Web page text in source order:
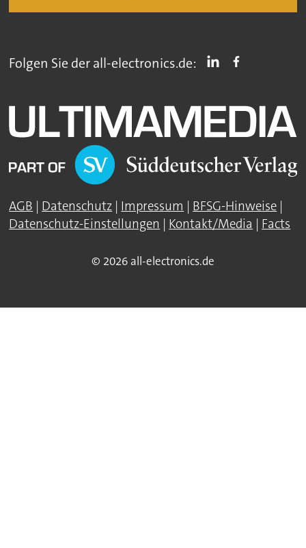
Folgen Sie der all-electronics.de:
AGB Datenschutz Impressum BFSG-Hinweise
Datenschutz-Einstellungen
Kontakt/Media Facts
© 2026 all-electronics.de